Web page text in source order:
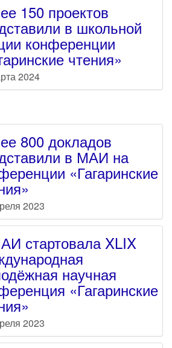
150 проектов
в школьной
конференции
чтения»
2024
800 докладов
в МАИ на
«Гагаринские
2023
стартовала XLIX
научная
«Гагаринские
2023